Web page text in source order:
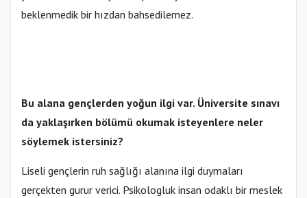
beklenmedik bir hızdan bahsedilemez.
Bu alana gençlerden yoğun ilgi var. Üniversite sınavı
da yaklaşırken bölümü okumak isteyenlere neler
söylemek istersiniz?
Liseli gençlerin ruh sağlığı alanına ilgi duymaları
gerçekten gurur verici. Psikologluk insan odaklı bir meslek